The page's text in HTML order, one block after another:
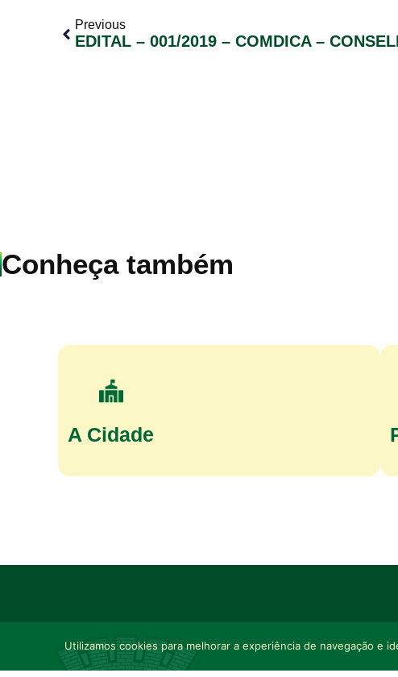
Previous
Conheça também
A Cidade
Utilizamos cookies para melhorar a experiência de navegação e